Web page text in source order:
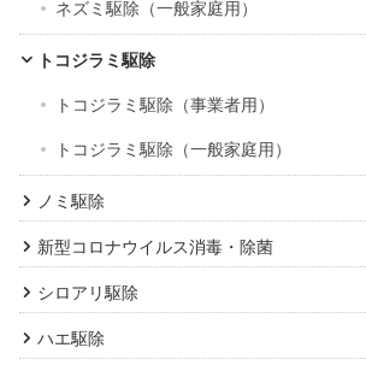
ネズミ駆除（一般家庭用）
トコジラミ駆除
トコジラミ駆除（事業者用）
トコジラミ駆除（一般家庭用）
ノミ駆除
新型コロナウイルス消毒・除菌
シロアリ駆除
ハエ駆除